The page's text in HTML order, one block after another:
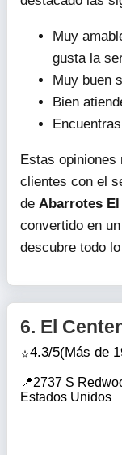
Muy
gusta la
Muy buen
Bien
Estas
clientes con el
de Abarrotes
convertido en
descubre todo
6. El
4.3/5(Más de
2737 S
Estados Unidos